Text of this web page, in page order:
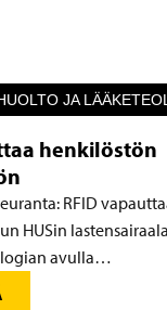
JA
henkilöstön
RFID
HUSin
avulla…